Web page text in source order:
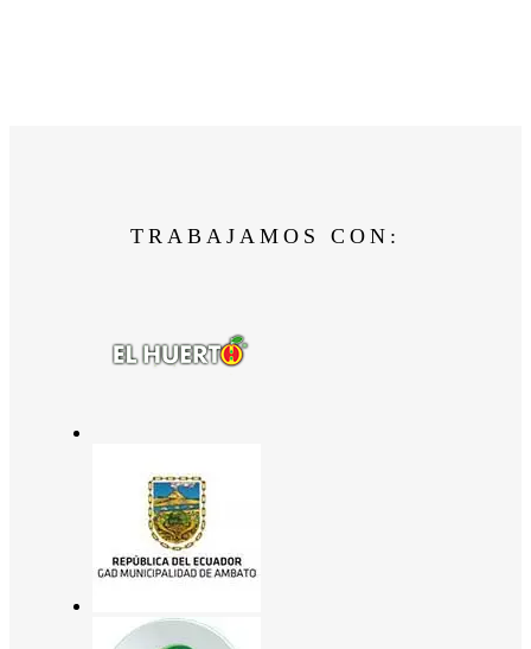
TRABAJAMOS CON: